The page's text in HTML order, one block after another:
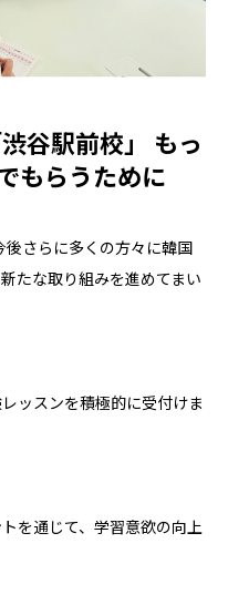
谷駅前校」 もっ
もらうために
さらに多くの方々に韓国
たな取り組みを進めてまい
ッスンを積極的に受付けま
を通じて、学習意欲の向上